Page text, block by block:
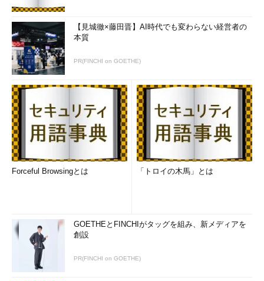
【見城徹×藤田晋】AI時代でも変わらない経営者の
本質
PR(FINCHI on GOETHE)
Forceful Browsingとは 「トロイの木馬」とは
GOETHEとFINCHIがタッグを組み、新メディアを
創設
PR(FINCHI on GOETHE)